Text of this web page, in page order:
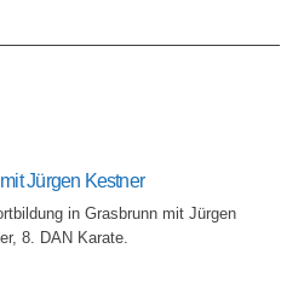
Jürgen Kestner
in Grasbrunn mit Jürgen
8. DAN Karate.